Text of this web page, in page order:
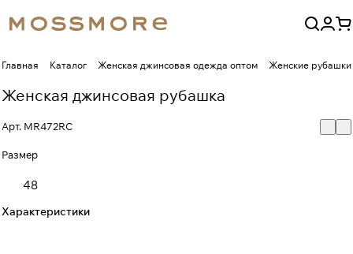
Главная Каталог Женская джинсовая одежда оптом Женские рубашки
Женская джинсовая рубашка
Арт. MR472RC
Размер
48
Характеристики